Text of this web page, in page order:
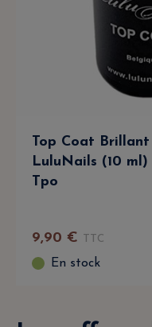
Top Coat
LuluNails (10 ml)
Tpo
9,90 € TTC
En stock